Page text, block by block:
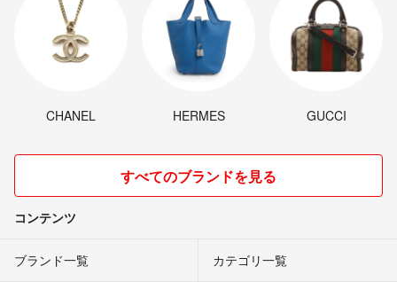
CHANEL HERMES GUCCI
すべてのブランドを見る
コンテンツ
ブランド一覧 カテゴリ一覧